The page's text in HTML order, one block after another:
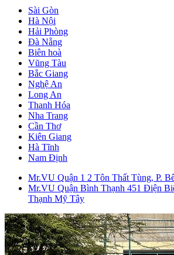
Sài Gòn
Hà Nội
Hải Phòng
Đà Nẵng
Biên hoà
Vũng Tàu
Bắc Giang
Nghệ An
Long An
Thanh Hóa
Nha Trang
Cần Thơ
Kiên Giang
Hà Tĩnh
Nam Định
Mr.VU Quận 1 2 Tôn Thất Tùng, P.
Mr.VU Quận Bình Thạnh 451 Điện
Thạnh Mỹ Tây